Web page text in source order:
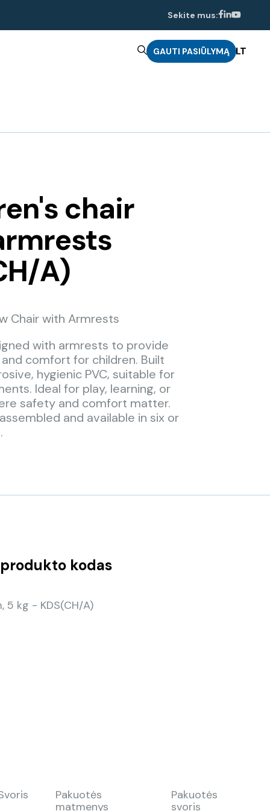
Sekite mus:
GAUTI PASIŪLYMĄ LT
chair
A)
Chair with Armrests
with armrests to provide
comfort for children. Built
hygienic PVC, suitable for
Ideal for play, learning, or
safety and comfort matter.
and available in six or
kodas
5 kg - KDS(CH/A)
Pakuotės
matmenys
Pakuotės
svoris